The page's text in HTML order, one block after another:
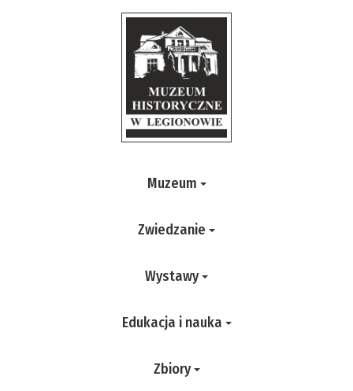
Muzeum
Zwiedzanie
Wystawy
Edukacja i nauka
Zbiory